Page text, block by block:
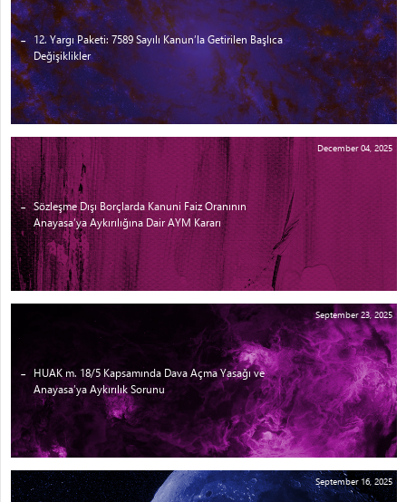
12. Yargı Paketi: 7589 Sayılı Kanun’la Getirilen Başlıca
Değişiklikler
December 04, 2025
Sözleşme Dışı Borçlarda Kanuni Faiz Oranının
Anayasa’ya Aykırılığına Dair AYM Kararı
September 23, 2025
HUAK m. 18/5 Kapsamında Dava Açma Yasağı ve
Anayasa’ya Aykırılık Sorunu
September 16, 2025